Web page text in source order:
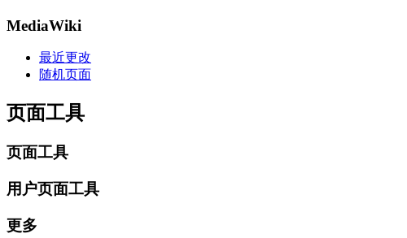
MediaWiki
最近更改
随机页面
页面工具
页面工具
用户页面工具
更多